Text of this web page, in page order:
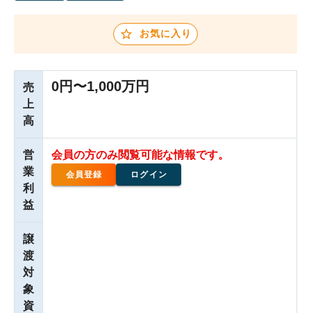
お気に入り
売
上
高
0円〜1,000万円
営
業
利
益
会員の方のみ閲覧可能な情報です。
会員登録 ログイン
譲
渡
対
象
資